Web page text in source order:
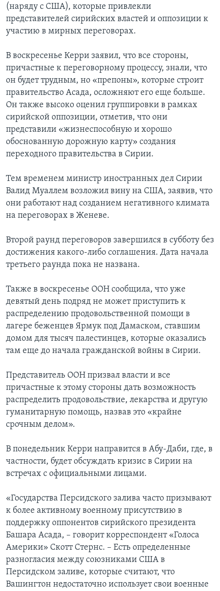
(наряду с США), которые привлекли
представителей сирийских властей и оппозиции к
участию в мирных переговорах.
В воскресенье Керри заявил, что все стороны,
причастные к переговорному процессу, знали, что
он будет трудным, но «препоны», которые строит
правительство Асада, осложняют его еще больше.
Он также высоко оценил группировки в рамках
сирийской оппозиции, отметив, что они
представили «жизнеспособную и хорошо
обоснованную дорожную карту» создания
переходного правительства в Сирии.
Тем временем министр иностранных дел Сирии
Валид Муаллем возложил вину на США, заявив, что
они работают над созданием негативного климата
на переговорах в Женеве.
Второй раунд переговоров завершился в субботу без
достижения какого-либо соглашения. Дата начала
третьего раунда пока не названа.
Также в воскресенье ООН сообщила, что уже
девятый день подряд не может приступить к
распределению продовольственной помощи в
лагере беженцев Ярмук под Дамаском, ставшим
домом для тысяч палестинцев, которые оказались
там еще до начала гражданской войны в Сирии.
Представитель ООН призвал власти и все
причастные к этому стороны дать возможность
распределить продовольствие, лекарства и другую
гуманитарную помощь, назвав это «крайне
срочным делом».
В понедельник Керри направится в Абу-Даби, где, в
частности, будет обсуждать кризис в Сирии на
встречах с официальными лицами.
«Государства Персидского залива часто призывают
к более активному военному присутствию в
поддержку оппонентов сирийского президента
Башара Асада, – говорит корреспондент «Голоса
Америки» Скотт Стернс. – Есть определенные
разногласия между союзниками США в
Персидском заливе, которые считают, что
Вашингтон недостаточно использует свои военные